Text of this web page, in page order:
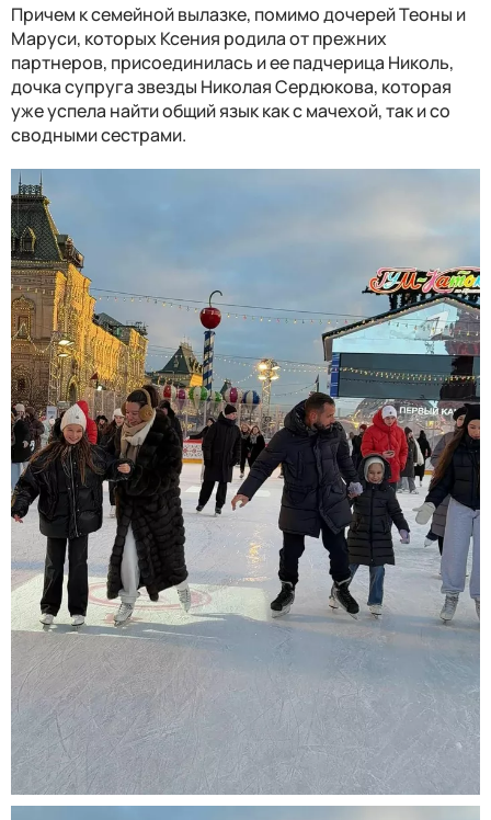
Причем к семейной вылазке, помимо дочерей Теоны и
Маруси, которых Ксения родила от прежних
партнеров, присоединилась и ее падчерица Николь,
дочка супруга звезды Николая Сердюкова, которая
уже успела найти общий язык как с мачехой, так и со
сводными сестрами.